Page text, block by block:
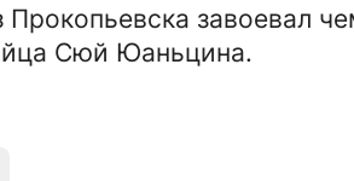
завоевал
Сюй Юаньцина.